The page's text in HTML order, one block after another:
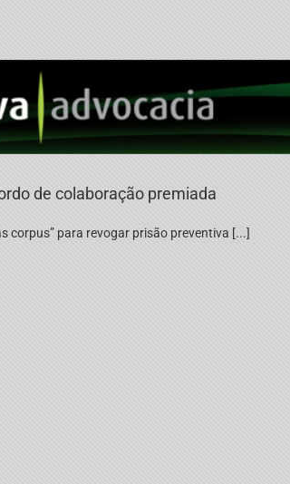
de colaboração premiada
corpus” para revogar prisão preventiva [...]